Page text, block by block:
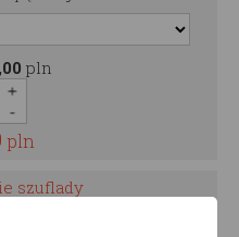
pln
pln